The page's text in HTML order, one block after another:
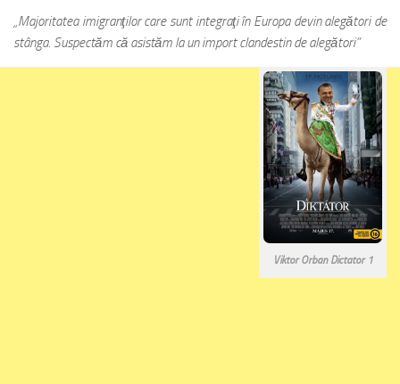
„Majoritatea imigranţilor care sunt integraţi în Europa devin alegători de
stânga. Suspectăm că asistăm la un import clandestin de alegători”
Viktor Orban Dictator 1